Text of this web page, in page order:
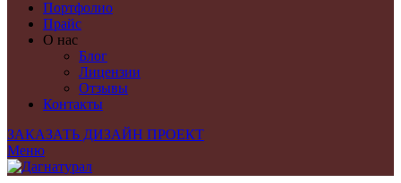
Портфолио
Прайс
О нас
Блог
Лицензии
Отзывы
Контакты
ЗАКАЗАТЬ ДИЗАЙН ПРОЕКТ
Меню